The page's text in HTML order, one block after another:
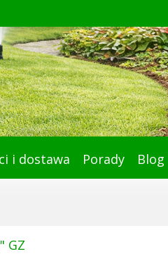
i dostawa Porady Blog
GZ